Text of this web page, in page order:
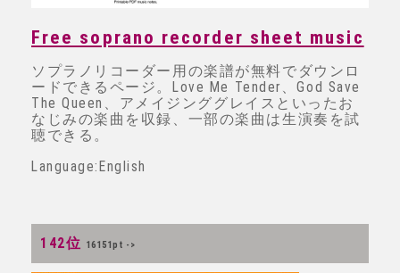
Free soprano recorder sheet music
ソプラノリコーダー用の楽譜が無料でダウンロ
ードできるページ。Love Me Tender、God Save
The Queen、アメイジンググレイスといったお
なじみの楽曲を収録、一部の楽曲は生演奏を試
聴できる。
Language:English
142位 16151pt ->